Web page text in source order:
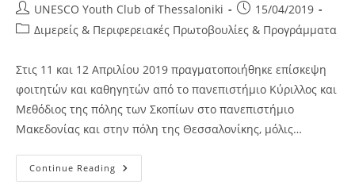
Post
author:
UNESCO Youth Club of Thessaloniki
Post
published:
15/04/2019
PostΔιμερείς & Περιφερειακές Πρωτοβουλίες & Προγράμματα
Στις 11 και 12 Απριλίου 2019 πραγματοποιήθηκε επίσκεψη
φοιτητών και καθηγητών από το πανεπιστήμιο Κύριλλος και
Μεθόδιος της πόλης των Σκοπίων στο πανεπιστήμιο
Μακεδονίας και στην πόλη της Θεσσαλονίκης, μόλις…
Continue Reading Επίσκεψη
Φοιτητών